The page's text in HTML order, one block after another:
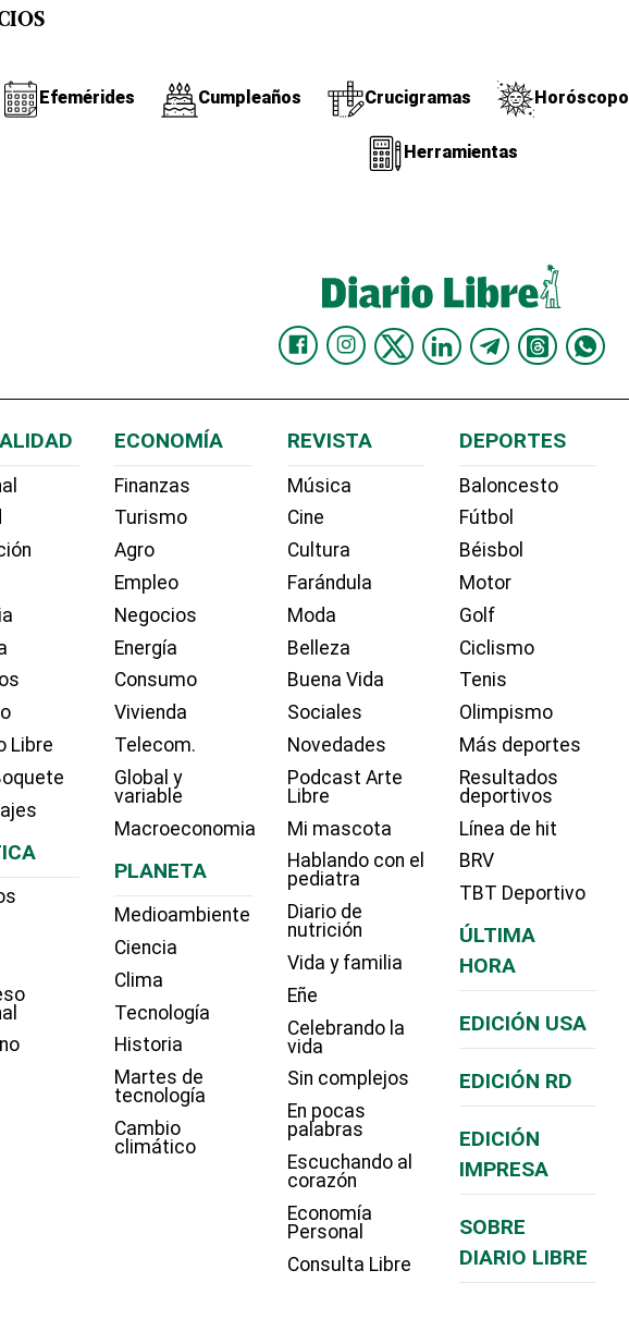
Efemérides Cumpleaños Crucigramas Horóscopo
Herramientas
Libre
ECONOMÍA
Finanzas
Turismo
Agro
Empleo
Negocios
Energía
Consumo
Vivienda
Telecom.
Global y
variable
Macroeconomia
PLANETA
Medioambiente
Ciencia
Clima
Tecnología
Historia
Martes de
tecnología
Cambio
climático
REVISTA
Música
Cine
Cultura
Farándula
Moda
Belleza
Buena Vida
Sociales
Novedades
Podcast Arte
Libre
Mi mascota
Hablando con el
pediatra
Diario de
nutrición
Vida y familia
Eñe
Celebrando la
vida
Sin complejos
En pocas
palabras
Escuchando al
corazón
Economía
Personal
Consulta Libre
DEPORTES
Baloncesto
Fútbol
Béisbol
Motor
Golf
Ciclismo
Tenis
Olimpismo
Más deportes
Resultados
deportivos
Línea de hit
BRV
TBT Deportivo
ÚLTIMA
HORA
EDICIÓN USA
EDICIÓN RD
EDICIÓN
IMPRESA
SOBRE
DIARIO LIBRE